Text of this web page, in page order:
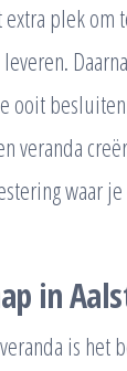
plek om
ooit
veranda
waar
in
is het